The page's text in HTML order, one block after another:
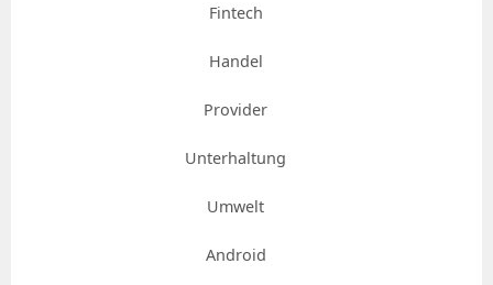
Fintech
Handel
Provider
Unterhaltung
Umwelt
Android